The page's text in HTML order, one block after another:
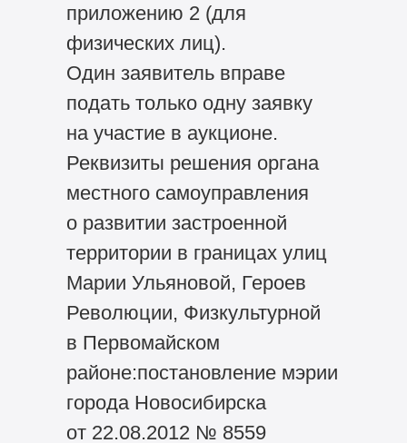
приложению 2 (для
физических лиц).
Один заявитель вправе
подать только одну заявку
на участие в аукционе.
Реквизиты решения органа
местного самоуправления
о развитии застроенной
территории в границах улиц
Марии Ульяновой, Героев
Революции, Физкультурной
в Первомайском
районе:постановление мэрии
города Новосибирска
от 22.08.2012 № 8559